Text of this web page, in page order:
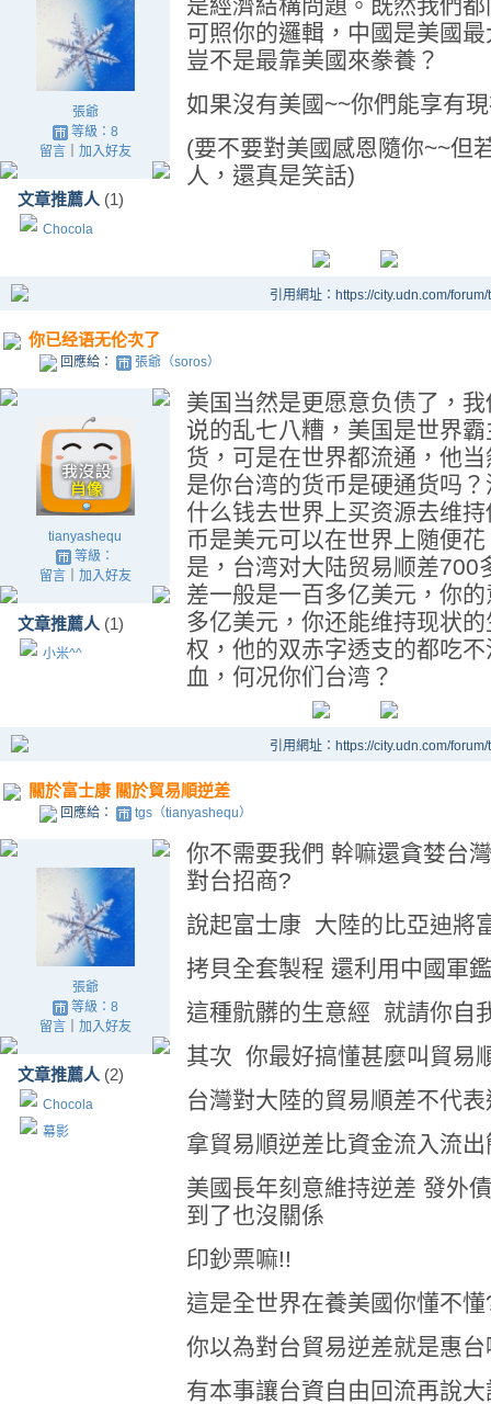
張爺
等級：8
留言｜ 加入好友
文章推薦人 (1)
Chocola
可照你的邏輯，中國是美國
豈不是最靠美國來豢養？
如果沒有美國~~你們能享有
(要不要對美國感恩隨你~~但
人，還真是笑話)
引用網址：https://city.udn.com/
你已经语无伦次了
回應給： 張爺（soros）
tianyashequ
等級：
留言｜ 加入好友
文章推薦人 (1)
小米^^
美国当然是更愿意负债了，
说的乱七八糟，美国是世界
货，可是在世界都流通，他
是你台湾的货币是硬通货吗
什么钱去世界上买资源去维
币是美元可以在世界上随便
是，台湾对大陆贸易顺差700
差一般是一百多亿美元，你
多亿美元，你还能维持现状
权，他的双赤字透支的都吃
血，何况你们台湾？
引用網址：https://city.udn.com/
關於富士康 關於貿易順逆差
回應給： tgs（tianyashequ）
張爺
等級：8
留言｜ 加入好友
文章推薦人 (2)
Chocola
幕影
你不需要我們 幹嘛還貪婪台
對台招商?
說起富士康 大陸的比亞迪將
拷貝全套製程 還利用中國軍
這種骯髒的生意經 就請你自
其次 你最好搞懂甚麼叫貿易
台灣對大陸的貿易順差不代
拿貿易順逆差比資金流入流
美國長年刻意維持逆差 發外
到了也沒關係
印鈔票嘛!!
這是全世界在養美國你懂不懂
你以為對台貿易逆差就是惠台
有本事讓台資自由回流再說